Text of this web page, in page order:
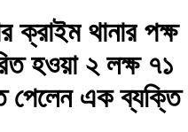
ক্রাইম থানার পক্ষ
হওয়া ২ লক্ষ ৭১
পেলেন এক ব্যক্তি